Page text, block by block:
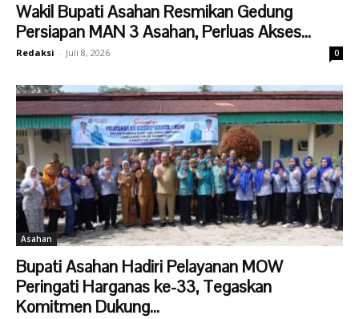
Wakil Bupati Asahan Resmikan Gedung
Persiapan MAN 3 Asahan, Perluas Akses...
Redaksi - Juli 8, 2026 0
Asahan
Bupati Asahan Hadiri Pelayanan MOW
Peringati Harganas ke-33, Tegaskan
Komitmen Dukung...